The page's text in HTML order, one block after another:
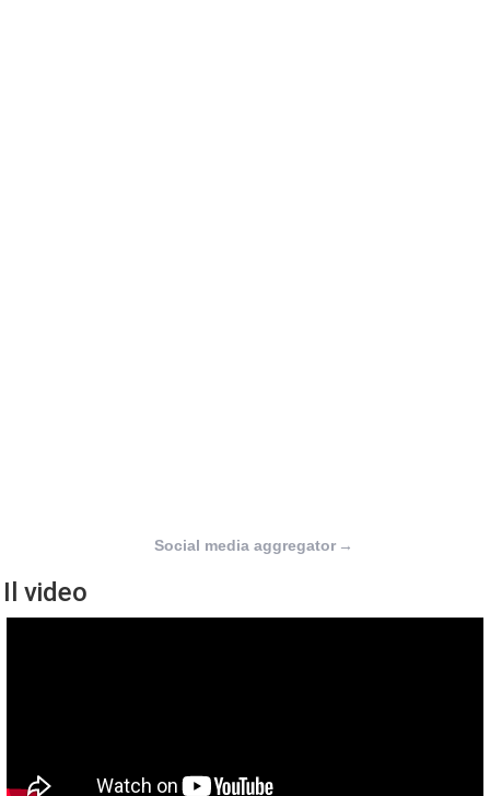
Social media aggregator →
Il video